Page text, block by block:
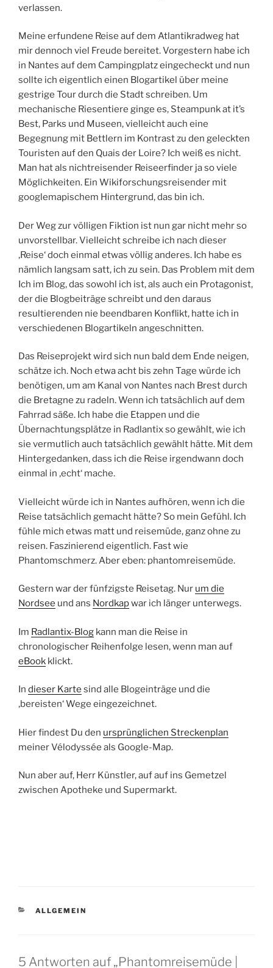
verlassen.
Meine erfundene Reise auf dem Atlantikradweg hat
mir dennoch viel Freude bereitet. Vorgestern habe ich
in Nantes auf dem Campingplatz eingecheckt und nun
sollte ich eigentlich einen Blogartikel über meine
gestrige Tour durch die Stadt schreiben. Um
mechanische Riesentiere ginge es, Steampunk at it’s
Best, Parks und Museen, vielleicht auch eine
Begegnung mit Bettlern im Kontrast zu den geleckten
Touristen auf den Quais der Loire? Ich weiß es nicht.
Man hat als nichtreisender Reiseerfinder ja so viele
Möglichkeiten. Ein Wikiforschungsreisender mit
googlemapischem Hintergrund, das bin ich.
Der Weg zur völligen Fiktion ist nun gar nicht mehr so
unvorstellbar. Vielleicht schreibe ich nach dieser
‚Reise‘ doch einmal etwas völlig anderes. Ich habe es
nämlich langsam satt, ich zu sein. Das Problem mit dem
Ich im Blog, das sowohl ich ist, als auch ein Protagonist,
der die Blogbeiträge schreibt und den daraus
resultierenden nie beendbaren Konflikt, hatte ich in
verschiedenen Blogartikeln angeschnitten.
Das Reiseprojekt wird sich nun bald dem Ende neigen,
schätze ich. Noch etwa acht bis zehn Tage würde ich
benötigen, um am Kanal von Nantes nach Brest durch
die Bretagne zu radeln. Wenn ich tatsächlich auf dem
Fahrrad säße. Ich habe die Etappen und die
Übernachtungsplätze in Radlantix so gewählt, wie ich
sie vermutlich auch tatsächlich gewählt hätte. Mit dem
Hintergedanken, dass ich die Reise irgendwann doch
einmal in ‚echt‘ mache.
Vielleicht würde ich in Nantes aufhören, wenn ich die
Reise tatsächlich gemacht hätte? So mein Gefühl. Ich
fühle mich etwas matt und reisemüde, ganz ohne zu
reisen. Faszinierend eigentlich. Fast wie
Phantomschmerz. Aber eben: phantomreisemüde.
Gestern war der fünfzigste Reisetag. Nur um die
Nordsee und ans Nordkapwar ich länger unterwegs.
Im Radlantix-Blog kann man die Reise in
chronologischer Reihenfolge lesen, wenn man auf
eBook klickt.
In dieser Karte sind alle Blogeinträge und die
‚bereisten‘ Wege eingezeichnet.
Hier findest Du den ursprünglichen Streckenplan
meiner Vélodyssée als Google-Map.
Nun aber auf, Herr Künstler, auf auf ins Gemetzel
zwischen Apotheke und Supermarkt.
KATEGORIEN
ALLGEMEIN
5 Antworten auf „Phantomreisemüde |